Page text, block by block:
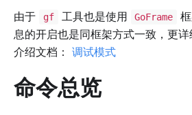
由于 gf 工具也是使用 GoFrame
息的开启也是同框架方式一致，更
介绍文档： 调试模式
命令总览